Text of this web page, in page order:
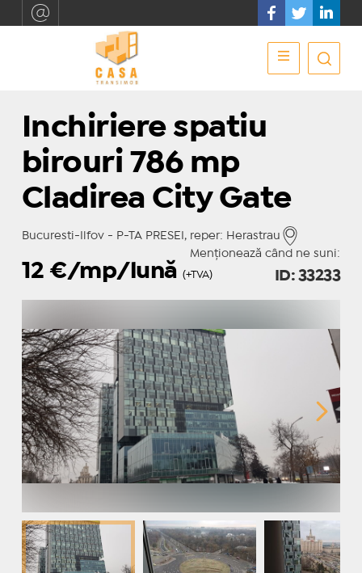
Inchiriere spatiu
birouri 786 mp
Cladirea City Gate
Bucuresti-Ilfov - P-TA PRESEI, reper: Herastrau
Menționează când ne suni:
12€/mp/lună (+TVA) ID: 33233